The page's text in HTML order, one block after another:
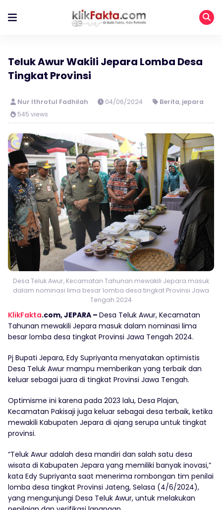
Teluk Awur Wakili Jepara Lomba Desa
Tingkat Provinsi
Nur Ithrotul Fadhilah 04/06/2024 Berita, jepara
545 views
Desa Teluk Awur, Kecamatan Tahunan mewakili Jepara masuk
dalam nominasi lima besar lomba desa tingkat Provinsi Jawa
Tengah 2024
KlikFakta.com, JEPARA – Desa Teluk Awur, Kecamatan
Tahunan mewakili Jepara masuk dalam nominasi lima
besar lomba desa tingkat Provinsi Jawa Tengah 2024.
Pj Bupati Jepara, Edy Supriyanta menyatakan optimistis
Desa Teluk Awur mampu memberikan yang terbaik dan
keluar sebagai juara di tingkat Provinsi Jawa Tengah.
Optimisme ini karena pada 2023 lalu, Desa Plajan,
Kecamatan Pakisaji juga keluar sebagai desa terbaik, ketika
mewakili Kabupaten Jepara di ajang serupa untuk tingkat
provinsi.
“Teluk Awur adalah desa mandiri dan salah satu desa
wisata di Kabupaten Jepara yang memiliki banyak inovasi,”
kata Edy Supriyanta saat menerima rombongan tim penilai
lomba desa tingkat Provinsi Jateng, Selasa (4/6/2024),
yang mengunjungi Desa Teluk Awur, untuk melakukan